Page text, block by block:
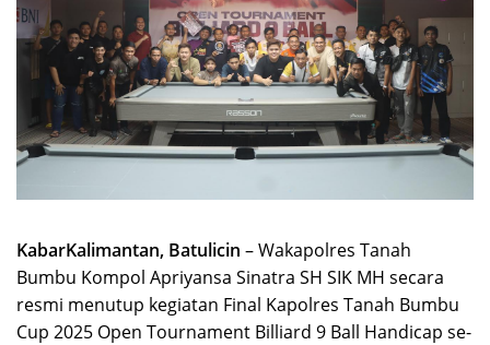
KabarKalimantan, Batulicin – Wakapolres Tanah
Bumbu Kompol Apriyansa Sinatra SH SIK MH secara
resmi menutup kegiatan Final Kapolres Tanah Bumbu
Cup 2025 Open Tournament Billiard 9 Ball Handicap se-